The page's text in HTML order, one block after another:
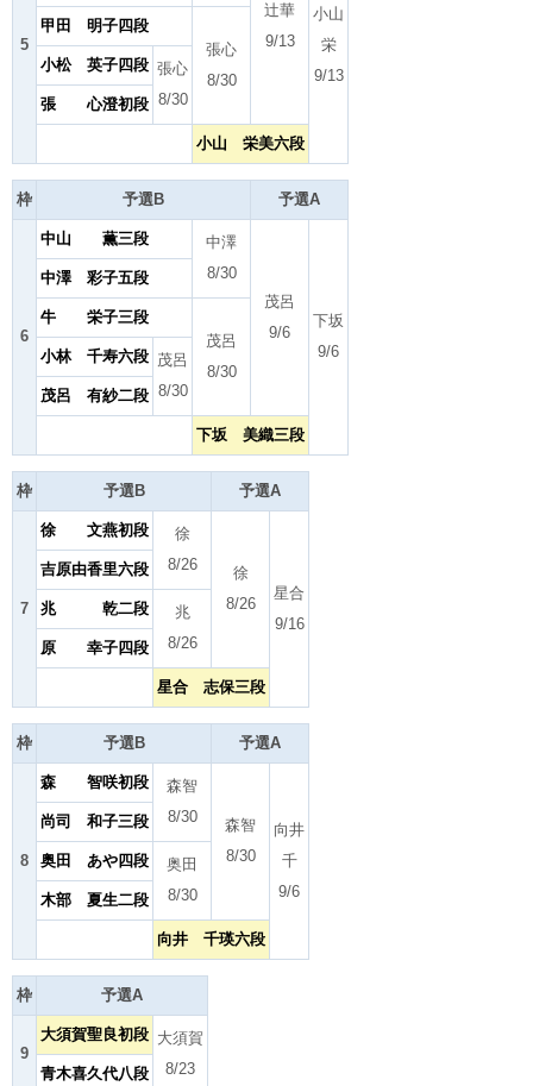
5
辻華
9/13
小山
栄
9/13
甲田 明子四段
張心
8/30
小松 英子四段 張心
8/30
張 心澄初段
小山 栄美六段
枠 予選B 予選A
6
中山 薫三段
中澤
8/30
茂呂
9/6
下坂
9/6
中澤 彩子五段
牛 栄子三段
茂呂
8/30
小林 千寿六段 茂呂
8/30
茂呂 有紗二段
下坂 美織三段
枠 予選B 予選A
7
徐 文燕初段
徐
8/26
徐
8/26
星合
9/16
吉原由香里六段
兆 乾二段
兆
8/26
原 幸子四段
星合 志保三段
枠 予選B 予選A
8
森 智咲初段
森智
8/30
森智
8/30
向井
千
9/6
尚司 和子三段
奥田 あや四段
奥田
8/30
木部 夏生二段
向井 千瑛六段
枠 予選A
9
大須賀聖良初段 大須賀
8/23
青木喜久代八段